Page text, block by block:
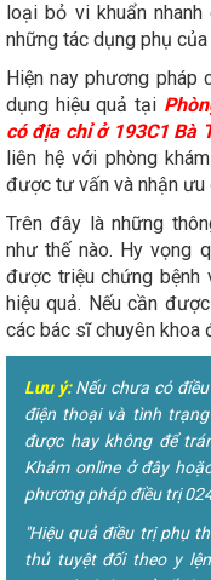
loại bỏ vi khuẩn
những tác dụng phụ của
Hiện nay phương pháp
dụng hiệu quả tại
có địa chỉ ở 193C1 Bà
liên hệ với phòng
được tư vấn và nhận ưu
Trên đây là những
như thế nào. Hy vọng
được triệu chứng bệnh
hiệu quả. Nếu cần
các bác sĩ chuyên khoa
Lưu ý:Nếu chưa có
điện thoại và tình
được hay không để
Khám online ở đây
phương pháp điều trị
"Hiệu quả điều trị phụ
thủ tuyệt đối theo y